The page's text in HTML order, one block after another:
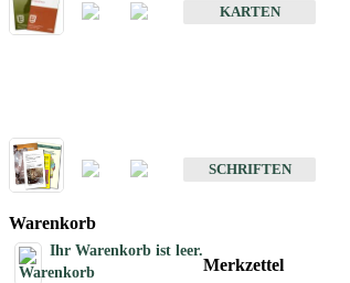
KARTEN
SCHRIFTEN
Warenkorb
Ihr Warenkorb ist leer.
Merkzettel